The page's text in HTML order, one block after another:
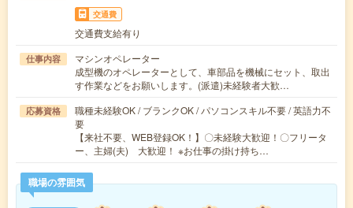
交通費
交通費支給有り
仕事内容
マシンオペレーター
成型機のオペレーターとして、車部品を機械にセット、取出
す作業などをお願いします。(派遣)未経験者大歓…
応募資格
職種未経験OK / ブランクOK / パソコンスキル不要 / 英語力不
要
【来社不要、WEB登録OK！】〇未経験大歓迎！〇フリータ
ー、主婦(夫) 大歓迎！ ※お仕事の掛け持ち…
職場の雰囲気